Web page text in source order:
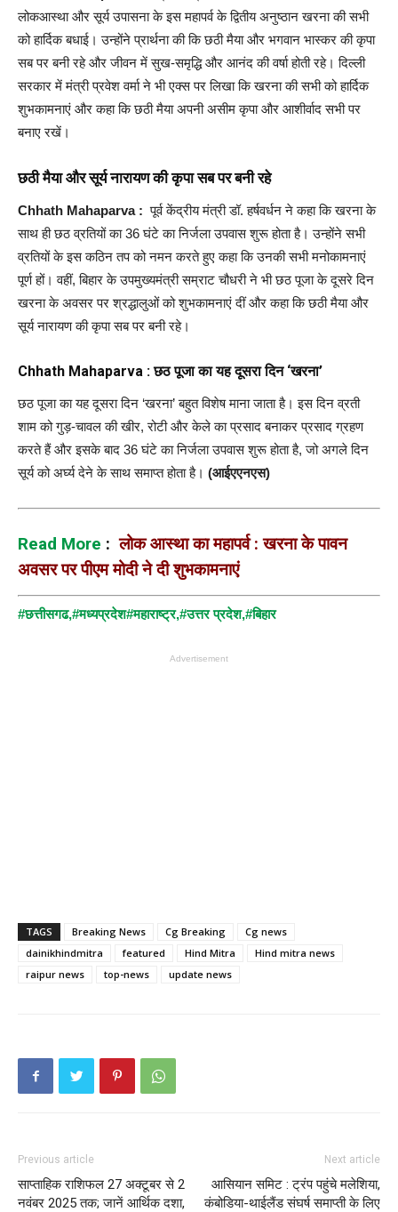
लोकआस्था और सूर्य उपासना के इस महापर्व के द्वितीय अनुष्ठान खरना की सभी
को हार्दिक बधाई। उन्होंने प्रार्थना की कि छठी मैया और भगवान भास्कर की कृपा
सब पर बनी रहे और जीवन में सुख-समृद्धि और आनंद की वर्षा होती रहे। दिल्ली
सरकार में मंत्री प्रवेश वर्मा ने भी एक्स पर लिखा कि खरना की सभी को हार्दिक
शुभकामनाएं और कहा कि छठी मैया अपनी असीम कृपा और आशीर्वाद सभी पर
बनाए रखें।
छठी मैया और सूर्य नारायण की कृपा सब पर बनी रहे
Chhath Mahaparva :पूर्व केंद्रीय मंत्री डॉ. हर्षवर्धन ने कहा कि खरना के
साथ ही छठ व्रतियों का 36 घंटे का निर्जला उपवास शुरू होता है। उन्होंने सभी
व्रतियों के इस कठिन तप को नमन करते हुए कहा कि उनकी सभी मनोकामनाएं
पूर्ण हों। वहीं, बिहार के उपमुख्यमंत्री सम्राट चौधरी ने भी छठ पूजा के दूसरे दिन
खरना के अवसर पर श्रद्धालुओं को शुभकामनाएं दीं और कहा कि छठी मैया और
सूर्य नारायण की कृपा सब पर बनी रहे।
Chhath Mahaparva : छठ पूजा का यह दूसरा दिन ‘खरना’
छठ पूजा का यह दूसरा दिन ‘खरना’ बहुत विशेष माना जाता है। इस दिन व्रती
शाम को गुड़-चावल की खीर, रोटी और केले का प्रसाद बनाकर प्रसाद ग्रहण
करते हैं और इसके बाद 36 घंटे का निर्जला उपवास शुरू होता है, जो अगले दिन
सूर्य को अर्घ्य देने के साथ समाप्त होता है। (आईएएनएस)
Read More : लोक आस्था का महापर्व : खरना के पावन
अवसर पर पीएम मोदी ने दी शुभकामनाएं
#छत्तीसगढ,#मध्यप्रदेश#महाराष्ट्र,#उत्तर प्रदेश,#बिहार
Advertisement
TAGS Breaking News Cg Breaking
Cg news
dainikhindmitra
featured Hind Mitra
Hind mitra news
raipur news
top-news update news
Previous article
साप्ताहिक राशिफल 27 अक्टूबर से 2
नवंबर 2025 तक; जानें आर्थिक दशा,
Next article
आसियान समिट : ट्रंप पहुंचे मलेशिया,
कंबोडिया-थाईलैंड संघर्ष समाप्ती के लिए